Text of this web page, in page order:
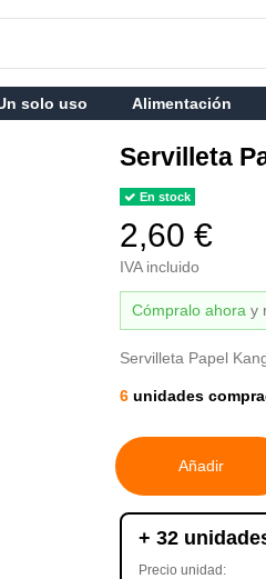
solo uso Alimentación
Servilleta
En stock
2,60 €
IVA incluido
Cómpralo ahora y
Servilleta Papel
6 unidades
Añadir
+ 32
Precio unidad: